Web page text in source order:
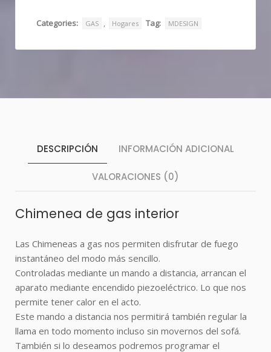
Categories: GAS , Hogares Tag: MDESIGN
DESCRIPCIÓN INFORMACIÓN ADICIONAL
VALORACIONES (0)
Chimenea de gas interior
Las Chimeneas a gas nos permiten disfrutar de fuego
instantáneo del modo más sencillo.
Controladas mediante un mando a distancia, arrancan el
aparato mediante encendido piezoeléctrico. Lo que nos
permite tener calor en el acto.
Este mando a distancia nos permitirá también regular la
llama en todo momento incluso sin movernos del sofá.
También si lo deseamos podremos programar el